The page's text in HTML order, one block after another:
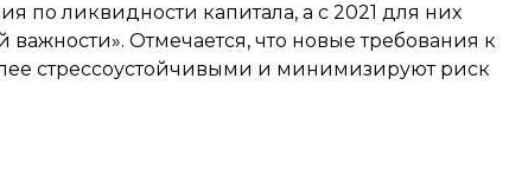
по ликвидности капитала, а с 2021 для них
Отмечается, что новые требования к
стрессоустойчивыми и минимизируют риск